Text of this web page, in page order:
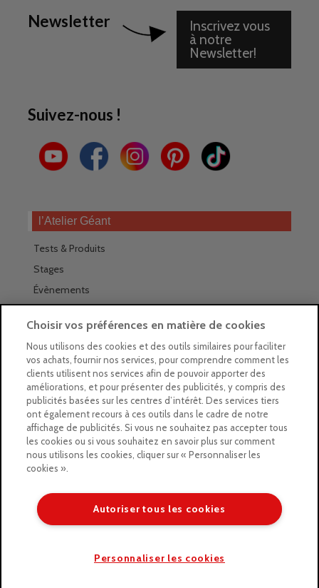
Newsletter
Inscrivez vous
à notre
Newsletter!
Suivez-nous !
l’Atelier Géant
Tests & Produits
Stages
Évènements
Trouver nos magasins
La newsletter des magasins
Feuilleter le Guide
Gratuit : intégrer le Guide
Marques Beaux-Arts
Matériel pour l’aquarelle
Matériel pour l’acrylique
Matériel pour l’huile
Copyright © 2026 LE GEANT DES BEAUX ARTS
Choisir vos préférences en matière de cookies
Nous utilisons des cookies et des outils similaires pour faciliter
vos achats, fournir nos services, pour comprendre comment les
clients utilisent nos services afin de pouvoir apporter des
améliorations, et pour présenter des publicités, y compris des
publicités basées sur les centres d’intérêt. Des services tiers
ont également recours à ces outils dans le cadre de notre
affichage de publicités. Si vous ne souhaitez pas accepter tous
les cookies ou si vous souhaitez en savoir plus sur comment
nous utilisons les cookies, cliquer sur « Personnaliser les
cookies ».
Autoriser tous les cookies
Personnaliser les cookies